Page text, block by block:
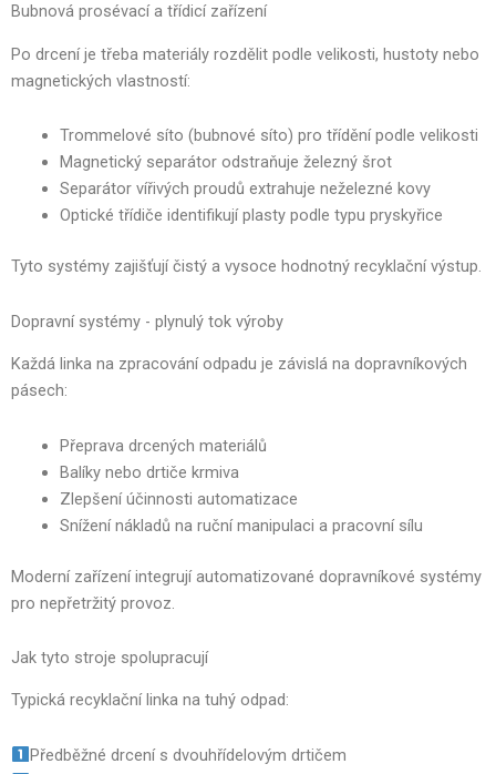
Bubnová prosévací a třídicí zařízení
Po drcení je třeba materiály rozdělit podle velikosti, hustoty nebo
magnetických vlastností:
Trommelové síto (bubnové síto) pro třídění podle velikosti
Magnetický separátor odstraňuje železný šrot
Separátor vířivých proudů extrahuje neželezné kovy
Optické třídiče identifikují plasty podle typu pryskyřice
Tyto systémy zajišťují čistý a vysoce hodnotný recyklační výstup.
Dopravní systémy - plynulý tok výroby
Každá linka na zpracování odpadu je závislá na dopravníkových
pásech:
Přeprava drcených materiálů
Balíky nebo drtiče krmiva
Zlepšení účinnosti automatizace
Snížení nákladů na ruční manipulaci a pracovní sílu
Moderní zařízení integrují automatizované dopravníkové systémy
pro nepřetržitý provoz.
Jak tyto stroje spolupracují
Typická recyklační linka na tuhý odpad:
Předběžné drcení s dvouhřídelovým drtičem